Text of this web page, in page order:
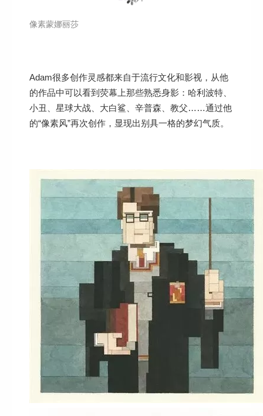
像素蒙娜丽莎
Adam很多创作灵感都来自于流行文化和影视，从他
的作品中可以看到荧幕上那些熟悉身影：哈利波特、
小丑、星球大战、大白鲨、辛普森、教父……通过他
的“像素风”再次创作，显现出别具一格的梦幻气质。